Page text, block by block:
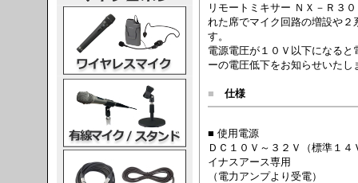
リモートミキサー ＮＸ－Ｒ３
れた席でマイク回路の増設や
す。
電源電圧が１０Ｖ以下になる
ーの電圧低下をお知らせいたし
■ 仕様
■ 使用電源
ＤＣ１０Ｖ～３２Ｖ（標準１
イナスアース専用
（電力アンプより受電）